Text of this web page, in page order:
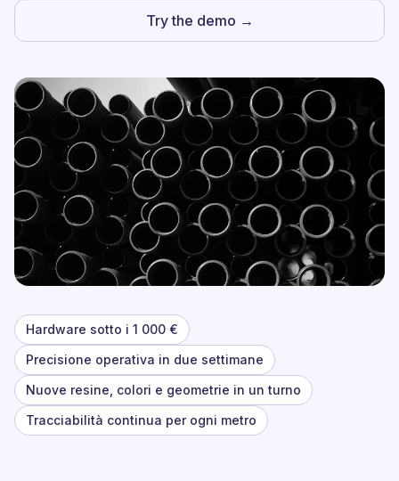
Try the demo →
Hardware sotto i 1 000 €
Precisione operativa in due settimane
Nuove resine, colori e geometrie in un turno
Tracciabilità continua per ogni metro